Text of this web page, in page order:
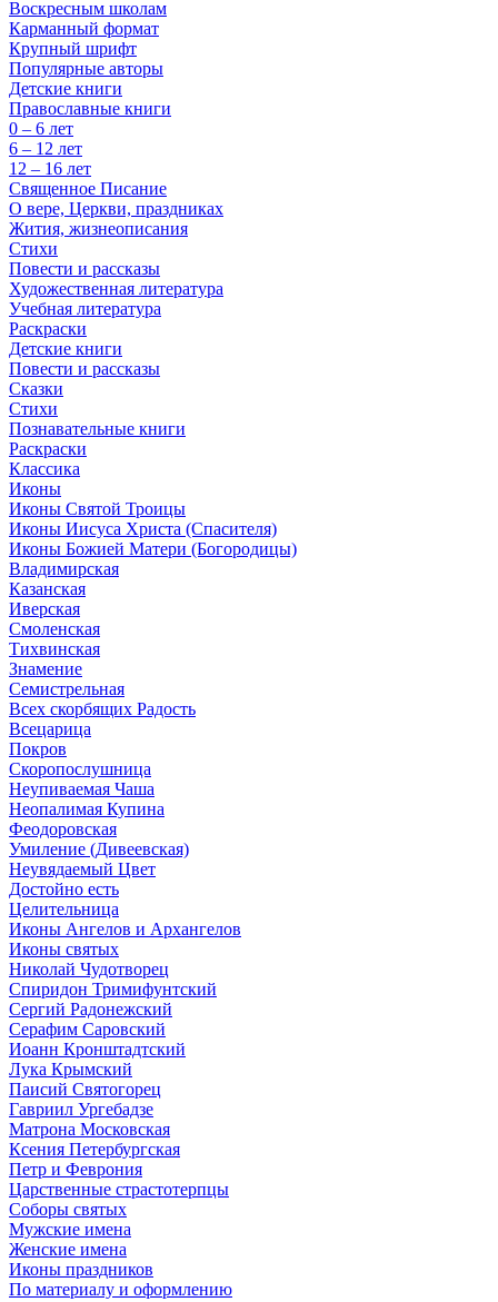
Воскресным школам
Карманный формат
Крупный шрифт
Популярные авторы
Детские книги
Православные книги
0 – 6 лет
6 – 12 лет
12 – 16 лет
Священное Писание
О вере, Церкви, праздниках
Жития, жизнеописания
Стихи
Повести и рассказы
Художественная литература
Учебная литература
Раскраски
Детские книги
Повести и рассказы
Сказки
Стихи
Познавательные книги
Раскраски
Классика
Иконы
Иконы Святой Троицы
Иконы Иисуса Христа (Спасителя)
Иконы Божией Матери (Богородицы)
Владимирская
Казанская
Иверская
Смоленская
Тихвинская
Знамение
Семистрельная
Всех скорбящих Радость
Всецарица
Покров
Скоропослушница
Неупиваемая Чаша
Неопалимая Купина
Феодоровская
Умиление (Дивеевская)
Неувядаемый Цвет
Достойно есть
Целительница
Иконы Ангелов и Архангелов
Иконы святых
Николай Чудотворец
Спиридон Тримифунтский
Сергий Радонежский
Серафим Саровский
Иоанн Кронштадтский
Лука Крымский
Паисий Святогорец
Гавриил Ургебадзе
Матрона Московская
Ксения Петербургская
Петр и Феврония
Царственные страстотерпцы
Соборы святых
Мужские имена
Женские имена
Иконы праздников
По материалу и оформлению